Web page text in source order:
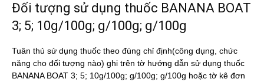
Đối tượng sử dụng thuốc BANANA BOAT
3; 5; 10g/100g; g/100g; g/100g
Tuân thủ sử dụng thuốc theo đúng chỉ định(công dụng, chức
năng cho đối tượng nào) ghi trên tờ hướng dẫn sử dụng thuốc
BANANA BOAT 3; 5; 10g/100g; g/100g; g/100g hoặc tờ kê đơn